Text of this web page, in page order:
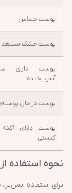
پوست حساس
پوست خشک
پوست دارای
آسیب‌دیده
پوست در حال
پوست دارای
کیستی
نحوه استفاده
برای استفاده